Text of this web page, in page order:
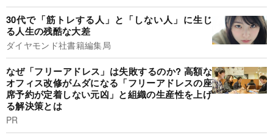
30代で「筋トレする人」と「しない人」に生じ
る人生の残酷な大差
ダイヤモンド社書籍編集局
なぜ「フリーアドレス」は失敗するのか? 高額な
オフィス改修がムダになる「フリーアドレスの座
席予約が定着しない元凶」と組織の生産性を上げ
る解決策とは
PR